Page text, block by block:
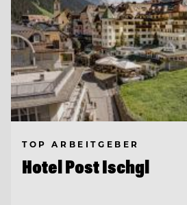
TOP ARBEITGEBER
Hotel Post Ischgl